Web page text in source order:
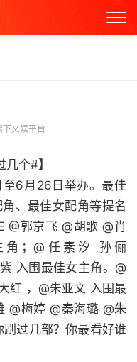
文娱平台
个#】
6月26日举办。最佳
、最佳女配角等提名
@郭京飞 @胡歌 @肖
；@任素汐 孙俪
入围最佳女主角。@
红 ，@朱亚文 入围最
@梅婷 @秦海璐 @朱
过几部？你最看好谁